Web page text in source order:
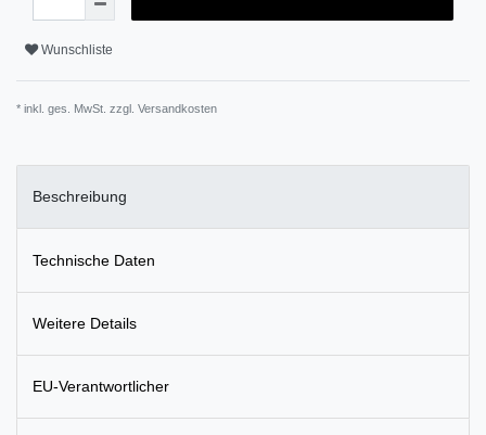
Wunschliste
* inkl. ges. MwSt. zzgl. Versandkosten
Beschreibung
Technische Daten
Weitere Details
EU-Verantwortlicher